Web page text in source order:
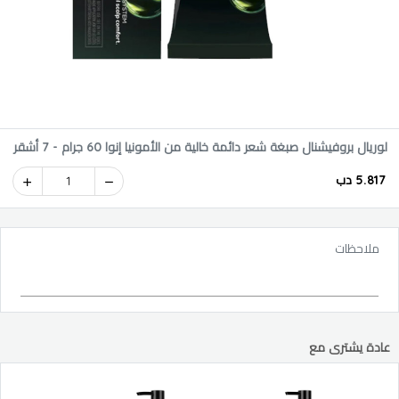
لوريال بروفيشنال صبغة شعر دائمة خالية من الأمونيا إنوا 60 جرام - 7 أشقر
5.817 دب 1
ملاحظات
عادة يشترى مع